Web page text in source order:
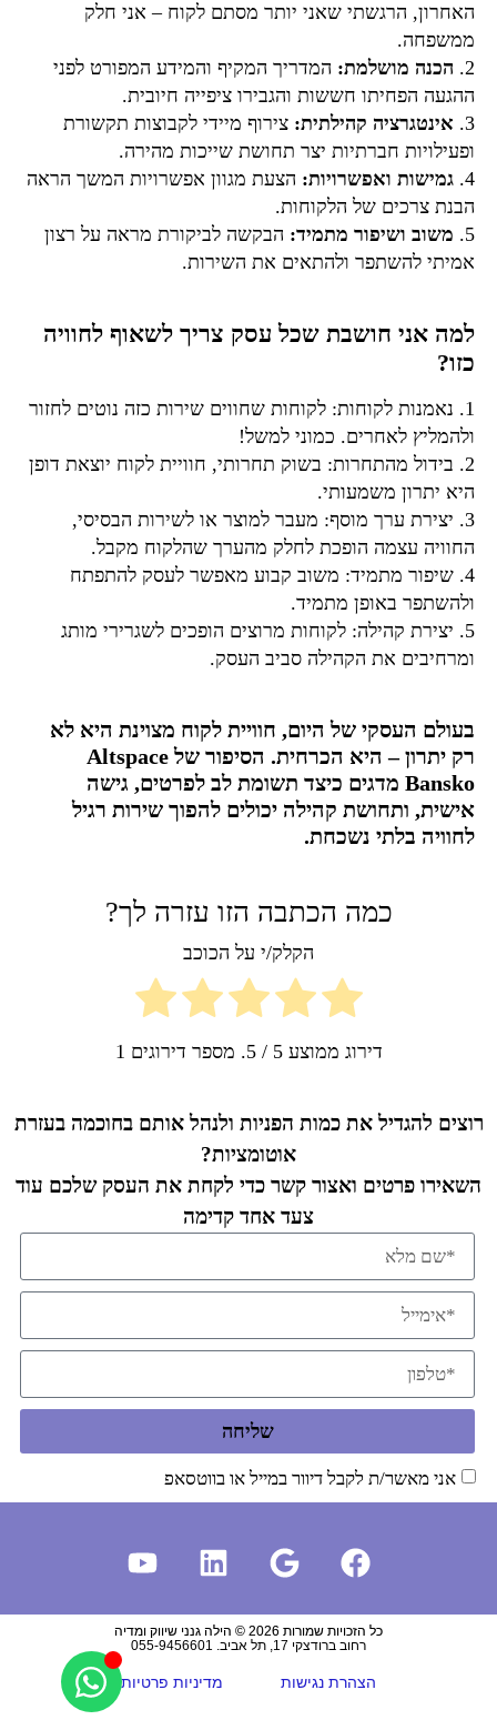
האחרון, הרגשתי שאני יותר מסתם לקוח – אני חלק
ממשפחה.
2. הכנה מושלמת: המדריך המקיף והמידע המפורט לפני
ההגעה הפחיתו חששות והגבירו ציפייה חיובית.
3. אינטגרציה קהילתית: צירוף מיידי לקבוצות תקשורת
ופעילויות חברתיות יצר תחושת שייכות מהירה.
4. גמישות ואפשרויות: הצעת מגוון אפשרויות המשך הראה
הבנת צרכים של הלקוחות.
5. משוב ושיפור מתמיד: הבקשה לביקורת מראה על רצון
אמיתי להשתפר ולהתאים את השירות.
למה אני חושבת שכל עסק צריך לשאוף לחוויה
כזו?
1. נאמנות לקוחות: לקוחות שחווים שירות כזה נוטים לחזור
ולהמליץ לאחרים. כמוני למשל!
2. בידול מהתחרות: בשוק תחרותי, חוויית לקוח יוצאת דופן
היא יתרון משמעותי.
3. יצירת ערך מוסף: מעבר למוצר או לשירות הבסיסי,
החוויה עצמה הופכת לחלק מהערך שהלקוח מקבל.
4. שיפור מתמיד: משוב קבוע מאפשר לעסק להתפתח
ולהשתפר באופן מתמיד.
5. יצירת קהילה: לקוחות מרוצים הופכים לשגרירי מותג
ומרחיבים את הקהילה סביב העסק.
בעולם העסקי של היום, חוויית לקוח מצוינת היא לא
רק יתרון – היא הכרחית. הסיפור של Altspace
Bansko מדגים כיצד תשומת לב לפרטים, גישה
אישית, ותחושת קהילה יכולים להפוך שירות רגיל
לחוויה בלתי נשכחת.
כמה הכתבה הזו עזרה לך?
הקלק/י על הכוכב
דירוג ממוצע5 / 5. מספר דירוגים 1
רוצים להגדיל את כמות הפניות ולנהל אותם בחוכמה בעזרת
אוטומציות?
השאירו פרטים ואצור קשר כדי לקחת את העסק שלכם עוד
צעד אחד קדימה
אני מאשר/ת לקבל דיוור במייל או בווטסאפ
שליחה
כל הזכויות שמורות 2026 © הילה גנני שיווק ומדיה
רחוב ברודצקי 17, תל אביב. 055-9456601
הצהרת נגישות מדיניות פרטיות